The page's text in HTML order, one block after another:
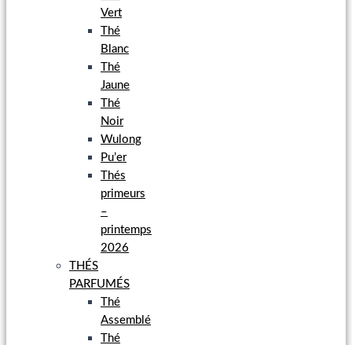
Vert
Thé
Blanc
Thé
Jaune
Thé
Noir
Wulong
Pu’er
Thés
primeurs
–
printemps
2026
THÉS
PARFUMÉS
Thé
Assemblé
Thé